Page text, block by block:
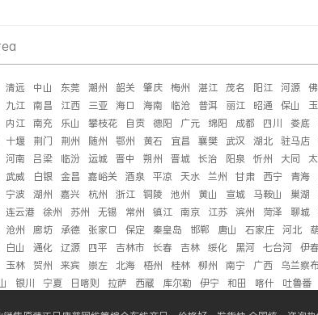
清远 中山 东莞 潮州 韶关 肇庆 梅州 湛江 茂名 阳江 河源
九江 南昌 江西 三亚 海口 海南 临沧 普洱 丽江 昭通 保山
内江 南充 乐山 攀枝花 自贡 德阳 广元 绵阳 成都 四川 娄底
十堰 荆门 荆州 随州 鄂州 黄石 宜昌 襄樊 武汉 湖北 驻马店
河南 吕梁 临汾 运城 晋中 朔州 晋城 长治 阳泉 忻州 大同
武威 白银 金昌 嘉峪关 酒泉 平凉 天水 兰州 甘肃 西宁 青海
宁波 湖州 嘉兴 杭州 浙江 铜陵 池州 黄山 宣城 马鞍山 巢湖
连云港 徐州 苏州 无锡 常州 镇江 南京 江苏 滨州 菏泽 聊城
沧州 廊坊 承德 张家口 保定 秦皇岛 邯郸 唐山 石家庄 河北
白山 通化 辽源 四平 吉林市 长春 吉林 绥化 黑河 七台河 伊春
玉林 贺州 来宾 崇左 北海 梧州 桂林 柳州 南宁 广西 乌兰察
银川 宁夏 日喀则 拉萨 西藏 库尔勒 伊宁 和田 喀什 吐鲁番